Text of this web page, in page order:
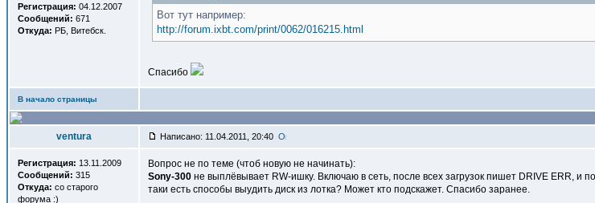
Регистрация: 04.12.2007
Сообщений: 671
Откуда: РБ, Витебск.
Вот тут например:
http://forum.ixbt.com/print/0062/016215.html
Спасибо
В начало страницы
ventura Написано: 11.04.2011, 20:40
Регистрация: 13.11.2009
Сообщений: 315
Откуда: со старого
форума :)
Вопрос не по теме (чтоб новую не начинать):
Sony-300 не выплёвывает RW-ишку. Включаю в сеть, после всех загрузок пишет DRIVE ERR, и
таки есть способы выудить диск из лотка? Может кто подскажет. Спасибо заранее.